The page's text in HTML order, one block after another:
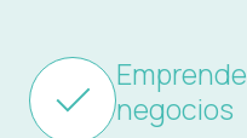
negocios